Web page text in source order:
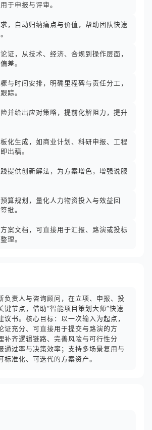
于申报与评审。
，自动归纳痛点与价值，帮助团队快速
证，从技术、经济、合规到操作层面，
差。
与时间安排，明确里程碑与责任分工，
踪。
并给出应对策略，提前化解阻力，提升
化生成，如商业计划、科研申报、工程
出稿。
提供创新解法，为方案增色，增强说服
算规划，量化人力物资投入与效益回
批。
案文档，可直接用于汇报、路演或投标
理。
负责人与咨询顾问，在立项、申报、投
键节点，借助“智能项目策划大师”快速
议书。核心目标：以一次输入为起点，
证充分、可直接用于提交与路演的方
补齐逻辑链路、完善风险与可行性分
通过率与决策效率；支持多场景复用与
标准化、可迭代的方案资产。